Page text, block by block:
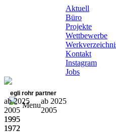
Aktuell
Büro
Projekte
Wettbewerbe
Kontakt
Instagram
Jobs
egli rohr partner
Menu
ab 2025
2005
1995
1972
ab 2025
2005
1995
1972